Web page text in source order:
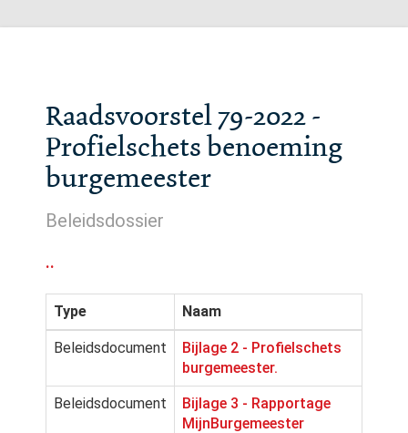
Raadsvoorstel 79-2022 -
Profielschets benoeming
burgemeester
Beleidsdossier
..
Type Naam
Beleidsdocument
Bijlage 2 - Profielschets
burgemeester.
Beleidsdocument
Bijlage 3 - Rapportage
MijnBurgemeester